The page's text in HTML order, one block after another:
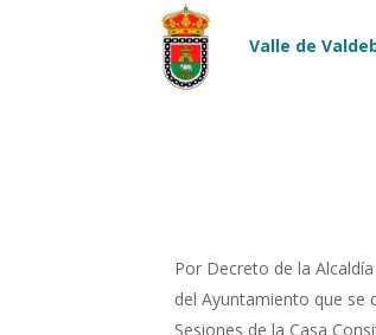
Pasar al contenido
Valle de
Por Decreto de la
del Ayuntamiento que se
Sesiones de la Casa